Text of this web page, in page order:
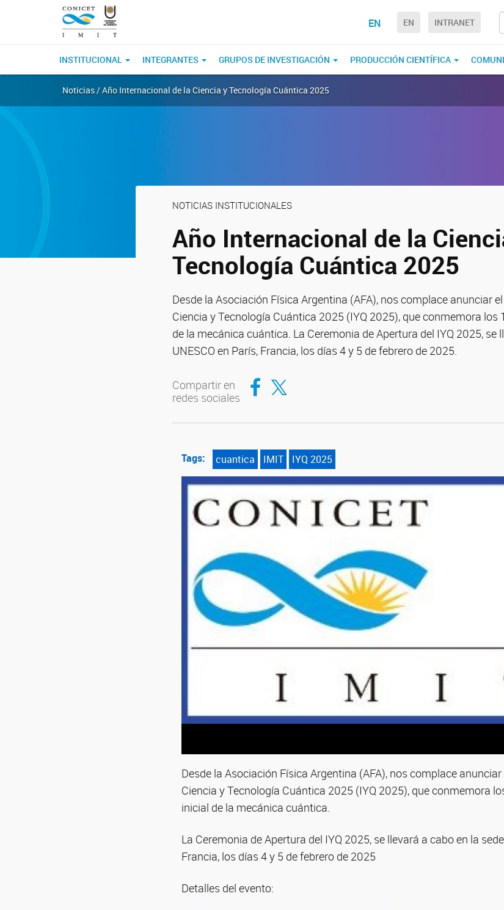
EN EN INTRANET
INSTITUCIONAL INTEGRANTES GRUPOS DE INVESTIGACIÓN PRODUCCIÓN CIENTÍFICA
Noticias / Año Internacional de la Ciencia y Tecnología Cuántica 2025
NOTICIAS INSTITUCIONALES
Año Internacional de la
Tecnología Cuántica 2025
Desde la Asociación Física Argentina (AFA), nos complace anunciar
Ciencia y Tecnología Cuántica 2025 (IYQ 2025), que conmemora
de la mecánica cuántica. La Ceremonia de Apertura del IYQ 2025, se
UNESCO en París, Francia, los días 4 y 5 de febrero de 2025.
Compartir en
redes sociales
Compartir en Facebook
Compartir en Twitter
Tags: cuantica IMIT IYQ 2025
Desde la Asociación Física Argentina (AFA), nos complace
Ciencia y Tecnología Cuántica 2025 (IYQ 2025), que conmemora
inicial de la mecánica cuántica.
La Ceremonia de Apertura del IYQ 2025, se llevará a cabo en la
Francia, los días 4 y 5 de febrero de 2025
Detalles del evento: